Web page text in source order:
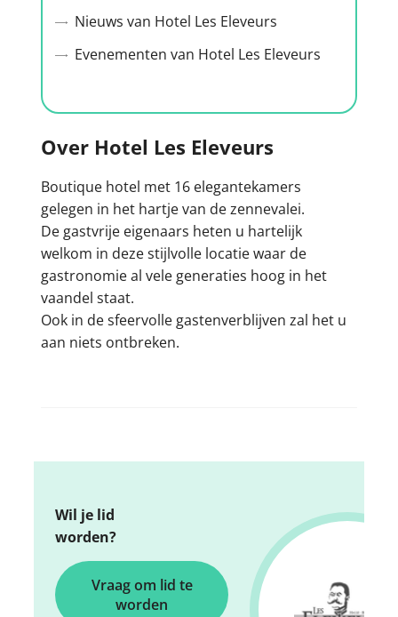
Nieuws van Hotel Les Eleveurs
Evenementen van Hotel Les Eleveurs
Over Hotel Les Eleveurs
Boutique hotel met 16 elegantekamers
gelegen in het hartje van de zennevalei.
De gastvrije eigenaars heten u hartelijk
welkom in deze stijlvolle locatie waar de
gastronomie al vele generaties hoog in het
vaandel staat.
Ook in de sfeervolle gastenverblijven zal het u
aan niets ontbreken.
Wil je lid
worden?
Vraag om lid te
worden